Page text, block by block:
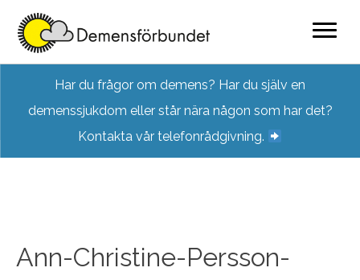
content
Har du frågor om demens? Har du själv en
demenssjukdom eller står nära någon som har det?
Kontakta vår telefonrådgivning.
Ann-Christine-Persson-